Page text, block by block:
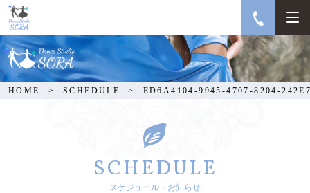
ED6A4104-9945-4707-
8204-242E7757B1AA
HOME SCHEDULE ED6A4104-9945-4707-8204-
SCHEDULE
スケジュール・お知らせ